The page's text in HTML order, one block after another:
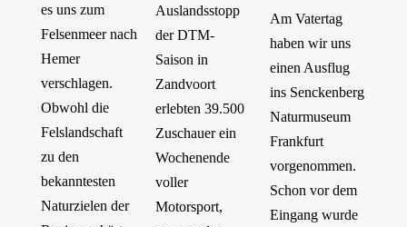
es uns zum
Felsenmeer nach
Hemer
verschlagen.
Obwohl die
Felslandschaft
zu den
bekanntesten
Naturzielen der
Auslandsstopp
der DTM-
Saison in
Zandvoort
erlebten 39.500
Zuschauer ein
Wochenende
voller
Motorsport,
Am Vatertag
haben wir uns
einen Ausflug
ins Senckenberg
Naturmuseum
Frankfurt
vorgenommen.
Schon vor dem
Eingang wurde